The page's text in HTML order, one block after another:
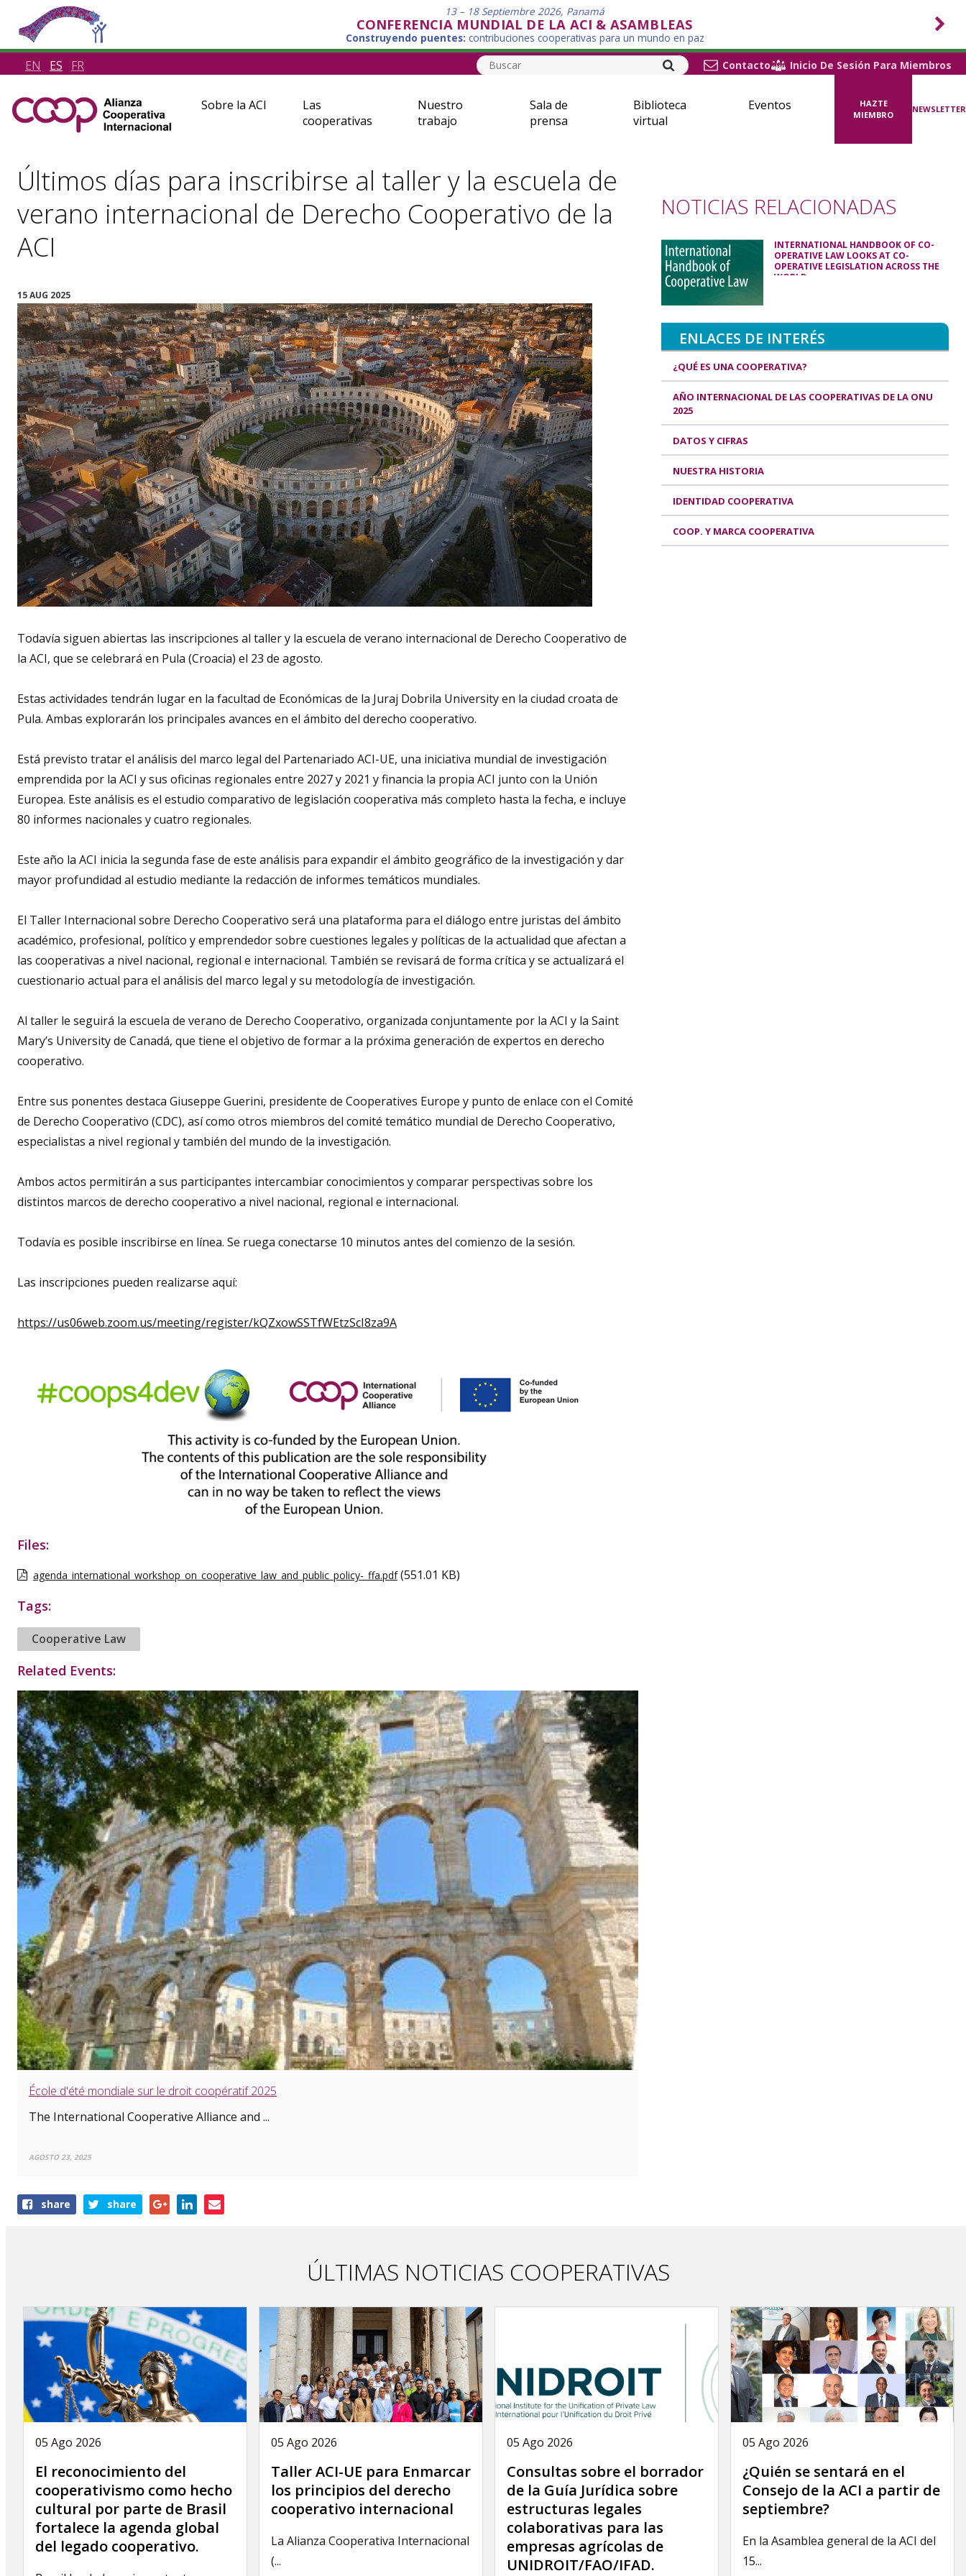
13 – 18 Septiembre 2026, Panamá
CONFERENCIA MUNDIAL DE LA ACI & ASAMBLEAS
Construyendo puentes: contribuciones cooperativas para un mundo en paz
EN ES FR Contacto Inicio De Sesión Para Miembros
Sobre la ACI
Las
cooperativas
Nuestro
trabajo
Sala de
prensa
Biblioteca
virtual
Eventos
HAZTE
MIEMBRO
NEWSLETTER
Últimos días para inscribirse al taller y la escuela de
verano internacional de Derecho Cooperativo de la
ACI
15 AUG 2025
Todavía siguen abiertas las inscripciones al taller y la escuela de verano internacional de Derecho Cooperativo de
la ACI, que se celebrará en Pula (Croacia) el 23 de agosto.
Estas actividades tendrán lugar en la facultad de Económicas de la Juraj Dobrila University en la ciudad croata de
Pula. Ambas explorarán los principales avances en el ámbito del derecho cooperativo.
Está previsto tratar el análisis del marco legal del Partenariado ACI-UE, una iniciativa mundial de investigación
emprendida por la ACI y sus oficinas regionales entre 2027 y 2021 y financia la propia ACI junto con la Unión
Europea. Este análisis es el estudio comparativo de legislación cooperativa más completo hasta la fecha, e incluye
80 informes nacionales y cuatro regionales.
Este año la ACI inicia la segunda fase de este análisis para expandir el ámbito geográfico de la investigación y dar
mayor profundidad al estudio mediante la redacción de informes temáticos mundiales.
El Taller Internacional sobre Derecho Cooperativo será una plataforma para el diálogo entre juristas del ámbito
académico, profesional, político y emprendedor sobre cuestiones legales y políticas de la actualidad que afectan a
las cooperativas a nivel nacional, regional e internacional. También se revisará de forma crítica y se actualizará el
cuestionario actual para el análisis del marco legal y su metodología de investigación.
Al taller le seguirá la escuela de verano de Derecho Cooperativo, organizada conjuntamente por la ACI y la Saint
Mary’s University de Canadá, que tiene el objetivo de formar a la próxima generación de expertos en derecho
cooperativo.
Entre sus ponentes destaca Giuseppe Guerini, presidente de Cooperatives Europe y punto de enlace con el Comité
de Derecho Cooperativo (CDC), así como otros miembros del comité temático mundial de Derecho Cooperativo,
especialistas a nivel regional y también del mundo de la investigación.
Ambos actos permitirán a sus participantes intercambiar conocimientos y comparar perspectivas sobre los
distintos marcos de derecho cooperativo a nivel nacional, regional e internacional.
Todavía es posible inscribirse en línea. Se ruega conectarse 10 minutos antes del comienzo de la sesión.
Las inscripciones pueden realizarse aquí:
https://us06web.zoom.us/meeting/register/kQZxowSSTfWEtzScI8za9A
Files:
agenda_international_workshop_on_cooperative_law_and_public_policy-_ffa.pdf (551.01 KB)
Tags:
Cooperative Law
Related Events:
École d'été mondiale sur le droit coopératif 2025
The International Cooperative Alliance and ...
AGOSTO 23, 2025
Shareshare share
ÚLTIMAS NOTICIAS COOPERATIVAS
05 Ago 2026
El reconocimiento del
cooperativismo como hecho
cultural por parte de Brasil
fortalece la agenda global
del legado cooperativo.
05 Ago 2026
Taller ACI-UE para Enmarcar
los principios del derecho
cooperativo internacional
La Alianza Cooperativa Internacional
(...
05 Ago 2026
Consultas sobre el borrador
de la Guía Jurídica sobre
estructuras legales
colaborativas para las
empresas agrícolas de
UNIDROIT/FAO/IFAD.
05 Ago 2026
¿Quién se sentará en el
Consejo de la ACI a partir de
septiembre?
En la Asamblea general de la ACI del
15...
NOTICIAS RELACIONADAS
INTERNATIONAL HANDBOOK OF CO-
OPERATIVE LAW LOOKS AT CO-
OPERATIVE LEGISLATION ACROSS THE
WORLD
ENLACES DE INTERÉS
¿QUÉ ES UNA COOPERATIVA?
AÑO INTERNACIONAL DE LAS COOPERATIVAS DE LA ONU
2025
DATOS Y CIFRAS
NUESTRA HISTORIA
IDENTIDAD COOPERATIVA
COOP. Y MARCA COOPERATIVA